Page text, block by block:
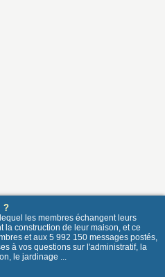
?
les membres échangent leurs
construction de leur maison, et ce
et aux 5 992 150 messages postés,
à vos questions sur l'administratif, la
le jardinage ...